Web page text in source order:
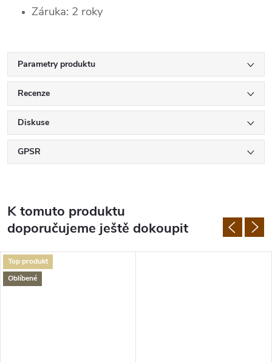
Záruka: 2 roky
Parametry produktu
Recenze
Diskuse
GPSR
K tomuto produktu
doporučujeme ještě dokoupit
Top produkt
Oblíbené